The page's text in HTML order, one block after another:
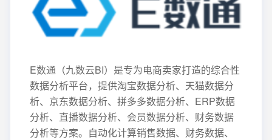
E数通（九数云BI）是专为电商卖家打造的综合性
数据分析平台，提供淘宝数据分析、天猫数据分
析、京东数据分析、拼多多数据分析、ERP数据
分析、直播数据分析、会员数据分析、财务数据
分析等方案。自动化计算销售数据、财务数据、